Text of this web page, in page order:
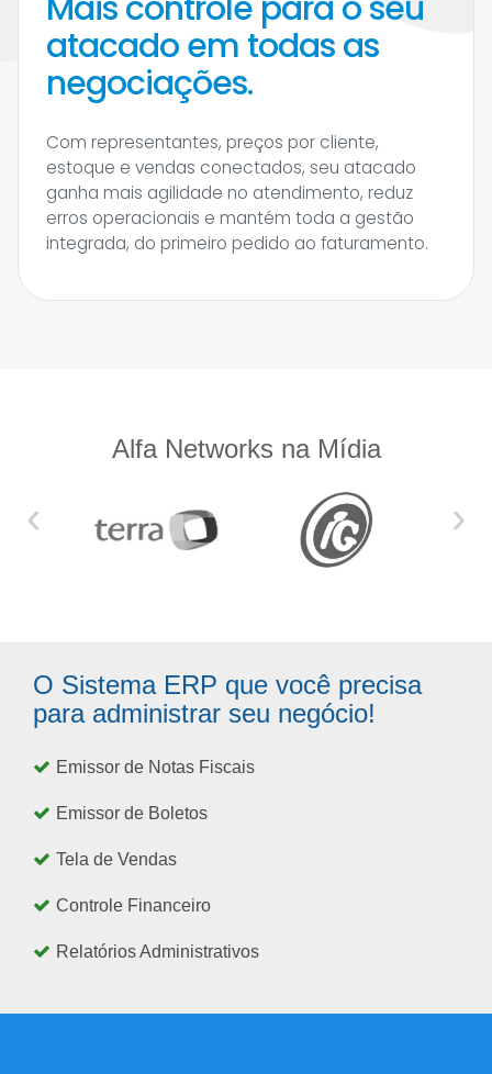
atacado em todas as
negociações.
Com representantes, preços por cliente,
estoque e vendas conectados, seu atacado
ganha mais agilidade no atendimento, reduz
erros operacionais e mantém toda a gestão
integrada, do primeiro pedido ao faturamento.
Alfa Networks na Mídia
‹ ›
O Sistema ERP que você precisa
para administrar seu negócio!
Emissor de Notas Fiscais
Emissor de Boletos
Tela de Vendas
Controle Financeiro
Relatórios Administrativos